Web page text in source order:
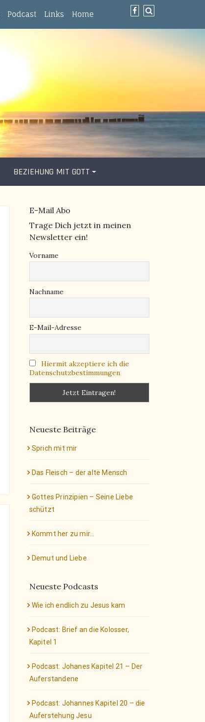
Podcast Links Home
BEZIEHUNG MIT GOTT
E-Mail Abo
Trage Dich jetzt in meinen
Newsletter ein!
Vorname
Nachname
E-Mail-Adresse
Hiermit akzeptiere ich die
Datenschutzbestimmungen
Neueste Beiträge
Sprich mit mir
Das Fleisch – der alte Mensch
Gottes Prinzipien – Seine Liebe
schützt
Kommt her zu mir…
Demut und Liebe
Neueste Podcasts
Wie ich endlich zu Jesus kam
Podcast: Brief an die Kolosser,
Kapitel 1
Podcast: Johanes Kapitel 21 – Der
Auferstandene
Podcast: Johannes Kapitel 20 – die
Auferstehung Jesu